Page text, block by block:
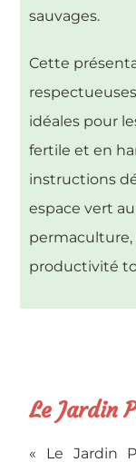
sauvages.
Cette
idéales pour
fertile et en
instructions
espace vert
productivité
Le Jardin
« Le Jardin